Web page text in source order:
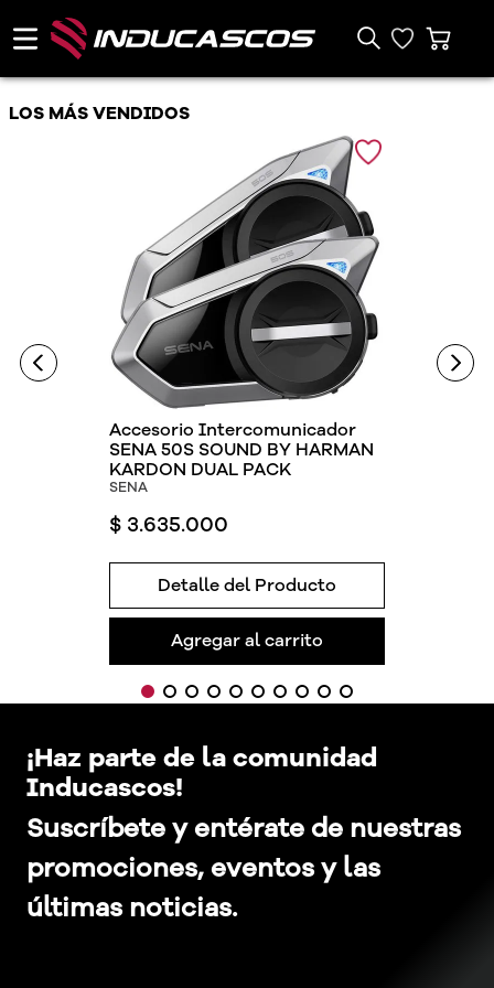
LOS MÁS VENDIDOS
Accesorio Intercomunicador
SENA 50S SOUND BY HARMAN
KARDON DUAL PACK
SENA
$ 3.635.000
Detalle del Producto
Agregar al carrito
¡Haz parte de la comunidad
Inducascos!
Suscríbete y entérate de nuestras
promociones, eventos y las
últimas noticias.